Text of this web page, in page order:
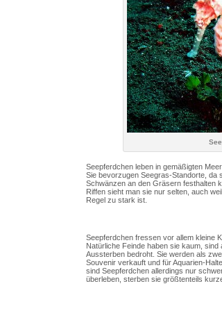
Seepferdchen leben in gemäßigten
Sie bevorzugen Seegras-Standorte, da
Schwänzen an den Gräsern festhalten
Riffen sieht man sie nur selten, auch
Regel zu stark ist.
Seepferdchen fressen vor allem kleine
Natürliche Feinde haben sie kaum,
Aussterben bedroht. Sie werden als
Souvenir verkauft und für Aquarien-
sind Seepferdchen allerdings nur
überleben, sterben sie größtenteils